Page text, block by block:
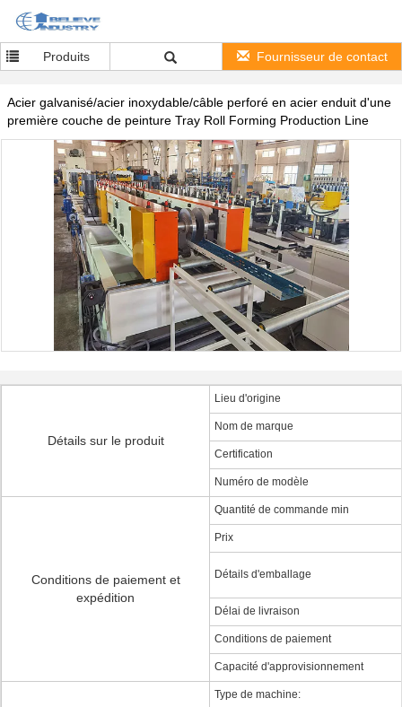
Produits Fournisseur de contact
Acier galvanisé/acier inoxydable/câble perforé en acier enduit d'une
première couche de peinture Tray Roll Forming Production Line
Détails sur le produit
Lieu d'origine
Nom de marque
Certification
Numéro de modèle
Conditions de paiement et
expédition
Quantité de commande min
Prix
Détails d'emballage
Délai de livraison
Conditions de paiement
Capacité d'approvisionnement
Type de machine: